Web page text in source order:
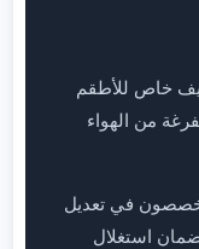
خاص للأطقم
من الهواء
في تعديل
استغلال